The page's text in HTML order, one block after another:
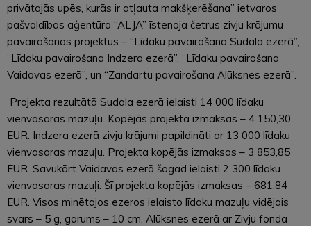
privātajās upēs, kurās ir atļauta makšķerēšana” ietvaros
pašvaldības aģentūra “ALJA” īstenoja četrus zivju krājumu
pavairošanas projektus – “Līdaku pavairošana Sudala ezerā”,
“Līdaku pavairošana Indzera ezerā”, “Līdaku pavairošana
Vaidavas ezerā”, un “Zandartu pavairošana Alūksnes ezerā”.
Projekta rezultātā Sudala ezerā ielaisti 14 000 līdaku
vienvasaras mazuļu. Kopējās projekta izmaksas – 4 150,30
EUR. Indzera ezerā zivju krājumi papildināti ar 13 000 līdaku
vienvasaras mazuļu. Projekta kopējās izmaksas – 3 853,85
EUR. Savukārt Vaidavas ezerā šogad ielaisti 2 300 līdaku
vienvasaras mazuļi. Šī projekta kopējās izmaksas – 681,84
EUR. Visos minētajos ezeros ielaisto līdaku mazuļu vidējais
svars – 5 g, garums – 10 cm. Alūksnes ezerā ar Zivju fonda